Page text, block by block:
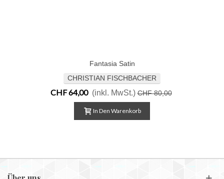
Fantasia Satin
CHRISTIAN FISCHBACHER
CHF 64,00 (inkl. MwSt.) CHF 80,00
In Den Warenkorb